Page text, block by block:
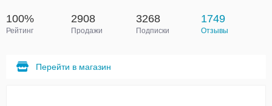
100%
Рейтинг
2908
Продажи
3268
Подписки
1749
Отзывы
Перейти в магазин